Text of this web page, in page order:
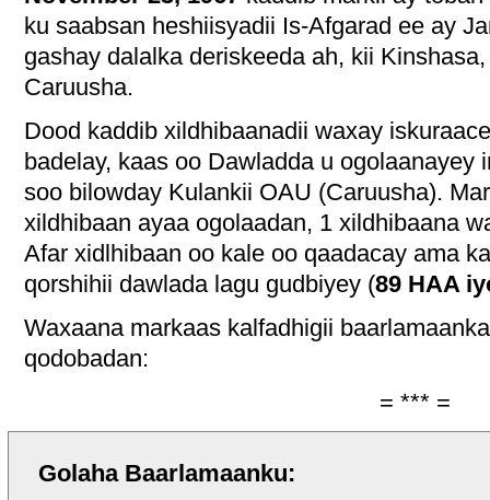
ku saabsan heshiisyadii Is-Afgarad ee ay
gashay dalalka deriskeeda ah, kii
Caruusha.
Dood kaddib xildhibaanadii waxay
badelay, kaas oo Dawladda u ogolaanayey
soo bilowday Kulankii OAU (Caruusha).
xildhibaan ayaa ogolaadan, 1 xildhibaana
Afar xidlhibaan oo kale oo qaadacay ama
qorshihii dawlada lagu gudbiyey (89 HAA
Waxaana markaas kalfadhigii
qodobadan:
= *** =
Golaha Baarlamaanku: